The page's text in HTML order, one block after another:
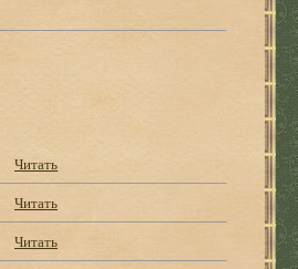
Читать
Читать
Читать